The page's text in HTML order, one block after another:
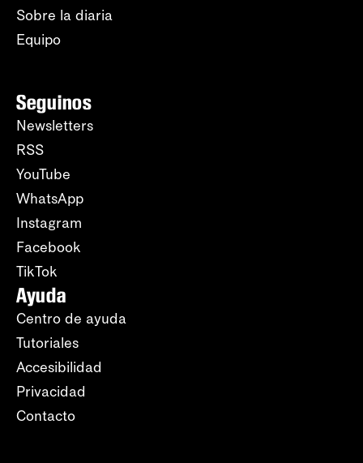
Sobre la diaria
Equipo
Seguinos
Newsletters
RSS
YouTube
WhatsApp
Instagram
Facebook
TikTok
Ayuda
Centro de ayuda
Tutoriales
Accesibilidad
Privacidad
Contacto